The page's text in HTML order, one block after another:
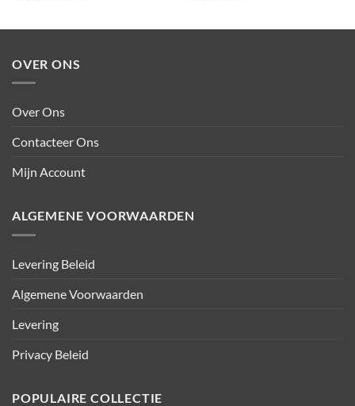
OVER ONS
Over Ons
Contacteer Ons
Mijn Account
ALGEMENE VOORWAARDEN
Levering Beleid
Algemene Voorwaarden
Levering
Privacy Beleid
POPULAIRE COLLECTIE